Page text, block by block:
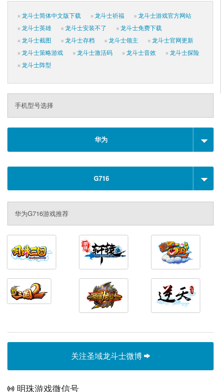
龙斗士简体中文版下载 龙斗士祈福
龙斗士游戏官方网站
龙斗士英雄
龙斗士安装不了
龙斗士免费下载
龙斗士截图
龙斗士存档 龙斗士领主
龙斗士官网更新
龙斗士策略游戏
龙斗士激活码 龙斗士音效
龙斗士探险
龙斗士阵型
手机型号选择
华为
G716
华为G716游戏推荐
关注圣域龙斗士微博
明珠游戏微信号